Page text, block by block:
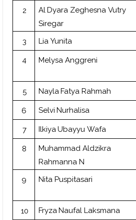
2 Al Dyara Zeghesna Vutry
Siregar
3
Lia Yunita
4 Melysa Anggreni
5
Nayla Fatya Rahmah
6 Selvi Nurhalisa
7 Ilkiya Ubayyu Wafa
8 Muhammad Aldzikra
Rahmanna N
9 Nita Puspitasari
10
Fryza Naufal Laksmana